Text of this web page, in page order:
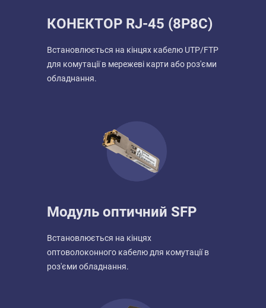
КОНЕКТОР RJ-45 (8P8C)
Встановлюється на кінцях кабелю UTP/FTP
для комутації в мережеві карти або роз'єми
обладнання.
Модуль оптичний SFP
Встановлюється на кінцях
оптоволоконного кабелю для комутації в
роз'єми обладнання.